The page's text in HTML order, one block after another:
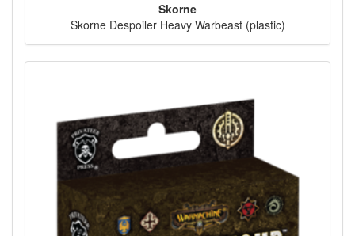
Skorne
Skorne Despoiler Heavy Warbeast (plastic)